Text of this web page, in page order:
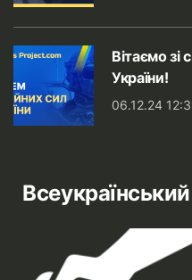
Вітаємо
України!
06.12.24